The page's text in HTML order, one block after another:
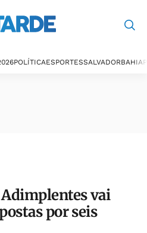
POLÍTICAESPORTESSALVADORBAHIA
vai
por seis